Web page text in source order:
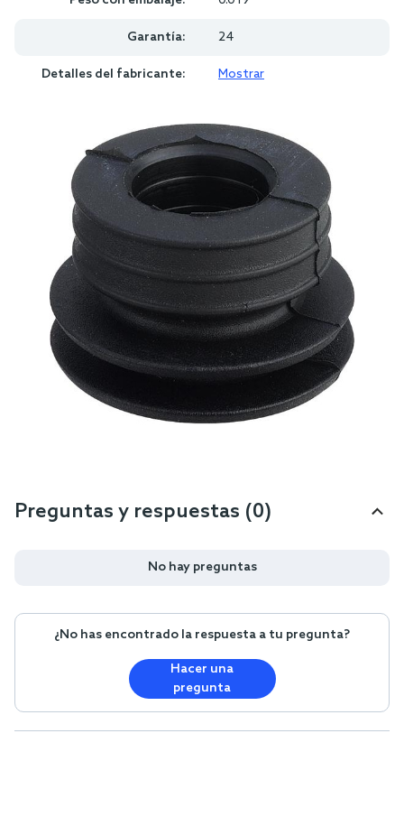
Garantía: 24
Detalles del fabricante: Mostrar
Preguntas y respuestas (0)
No hay preguntas
¿No has encontrado la respuesta a tu pregunta?
Hacer una
pregunta